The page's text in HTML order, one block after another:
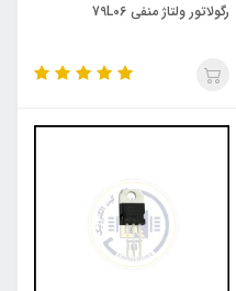
رگولاتور ولتاژ منفی 79L06